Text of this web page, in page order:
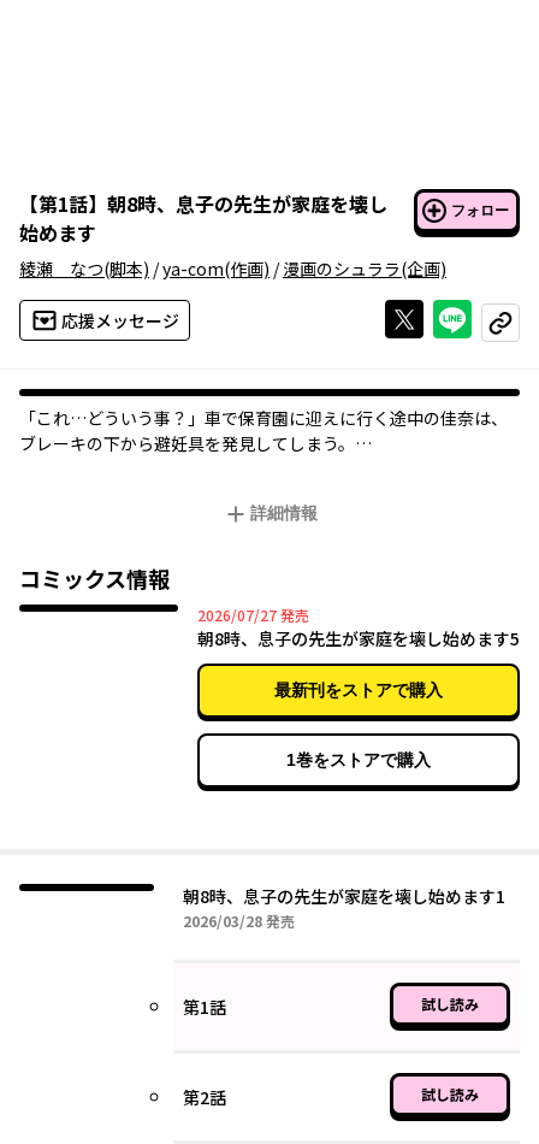
【第1話】 朝8時、息子の先生が家庭を壊し
始めます
フォロー
綾瀬 なつ(脚本) /ya-com(作画) /漫画のシュララ(企画)
応援メッセージ Xで投稿する
ライン
コピー
「これ…どういう事？」車で保育園に迎えに行く途中の佳奈は、
ブレーキの下から避妊具を発見してしまう。
「うらやましいです…私もこんな家族が欲しいです♪」ママから
も息子もママ友も全て清花に操られ、人間関係をズタボロにされ
る恐怖を味わうことに―!?
※本作は過去に配信していた『パパ、もらっちゃお』と同様の内
容を含みます。重複購入にご注意ください。
詳細情報
コミックス情報
2026/07/272026年07月27日
発売
朝8時、息子の先生が家庭を壊し始めます5
最新刊をストアで購入
1巻をストアで購入
朝8時、息子の先生が家庭を壊し始めます1
2026/03/282026年03月28日
発売
第1話 試し読み
第2話 試し読み